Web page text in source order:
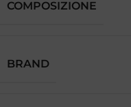
COMPOSIZIONE
BRAND